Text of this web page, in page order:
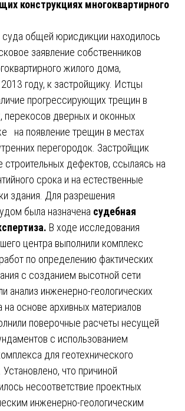
конструкциях многоквартирного
суда общей юрисдикции находилось
заявление собственников
жилого дома,
году, к застройщику. Истцы
прогрессирующих трещин в
перекосов дверных и оконных
на появление трещин в местах
перегородок. Застройщик
строительных дефектов, ссылаясь на
срока и на естественные
здания. Для разрешения
была назначена судебная
В ходе исследования
центра выполнили комплекс
по определению фактических
с созданием высотной сети
анализ инженерно-геологических
на основе архивных материалов
поверочные расчеты несущей
с использованием
для геотехнического
что причиной
несоответствие проектных
инженерно-геологическим